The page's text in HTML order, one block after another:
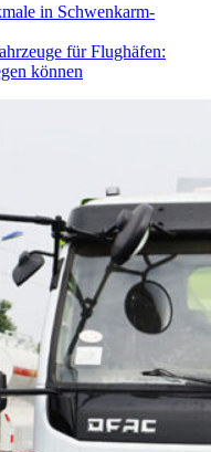
in Schwenkarm-
für Flughäfen:
können